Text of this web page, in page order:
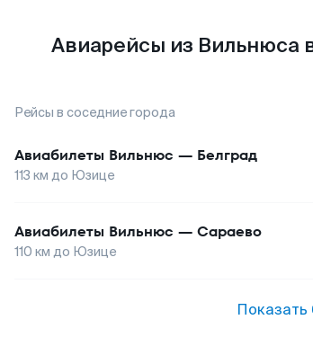
Авиарейсы из Вильнюса
Рейсы в соседние города
Авиабилеты Вильнюс — Белград
113 км до Юзице
Авиабилеты Вильнюс — Сараево
110 км до Юзице
Показать